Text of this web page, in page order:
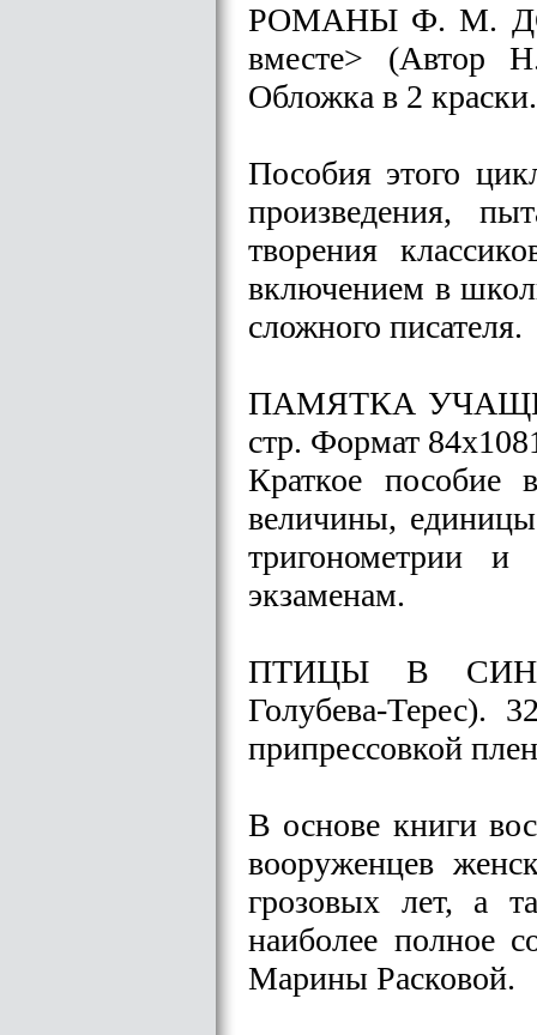
РОМАНЫ Ф. М.
вместе> (Автор
Обложка в 2
Пособия этого
произведения,
творения
включением в
сложного писателя.
ПАМЯТКА
стр. Формат
Краткое пособие
величины,
тригонометрии
экзаменам.
ПТИЦЫ В
Голубева-Терес).
припрессовкой
В основе книги
вооруженцев
грозовых лет, а
наиболее полное
Марины Расковой.